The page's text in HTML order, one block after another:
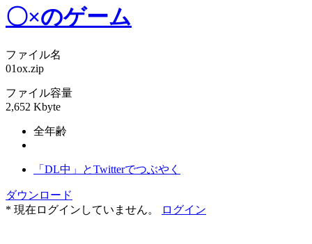
〇×のゲーム
ファイル名
01ox.zip
ファイル容量
2,652 Kbyte
全年齢
「DL中」とTwitterでつぶやく
ダウンロード
* 現在ログインしていません。
ログイン